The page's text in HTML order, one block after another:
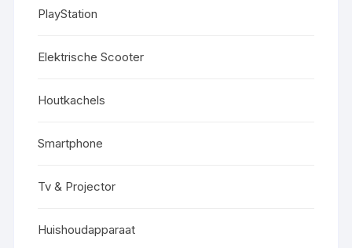
PlayStation
Elektrische Scooter
Houtkachels
Smartphone
Tv & Projector
Huishoudapparaat